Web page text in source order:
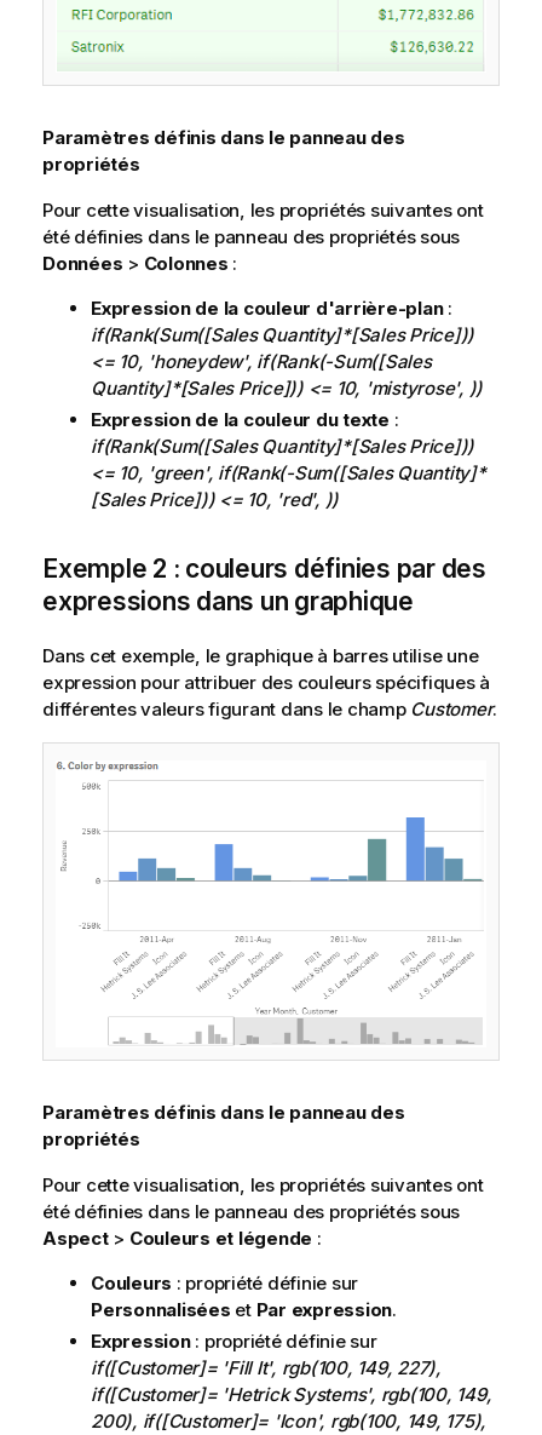
Paramètres définis dans le panneau des
propriétés
Pour cette visualisation, les propriétés suivantes ont
été définies dans le panneau des propriétés sous
Données > Colonnes :
Expression de la couleur d'arrière-plan:
if(Rank(Sum([Sales Quantity]*[Sales Price]))
<= 10, 'honeydew', if(Rank(-Sum([Sales
Quantity]*[Sales Price])) <= 10, 'mistyrose', ))
Expression de la couleur du texte :
if(Rank(Sum([Sales Quantity]*[Sales Price]))
<= 10, 'green', if(Rank(-Sum([Sales Quantity]*
[Sales Price])) <= 10, 'red', ))
Exemple 2 : couleurs définies par des
expressions dans un graphique
Dans cet exemple, le graphique à barres utilise une
expression pour attribuer des couleurs spécifiques à
différentes valeurs figurant dans le champ Customer.
Paramètres définis dans le panneau des
propriétés
Pour cette visualisation, les propriétés suivantes ont
été définies dans le panneau des propriétés sous
Aspect> Couleurs et légende :
Couleurs : propriété définie sur
Personnalisées et Par expression.
Expression: propriété définie sur
if([Customer]= 'Fill It', rgb(100, 149, 227),
if([Customer]= 'Hetrick Systems', rgb(100, 149,
200), if([Customer]= 'Icon', rgb(100, 149, 175),